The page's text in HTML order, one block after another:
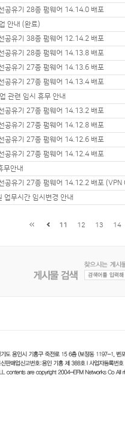
공유기 28종 펌웨어 14.14.0 배포
안내 (완료)
공유기 38종 펌웨어 12.14.2 배포
공유기 28종 펌웨어 14.13.8 배포
공유기 27종 펌웨어 14.13.6 배포
공유기 27종 펌웨어 14.13.4 배포
관련 임시 휴무 안내
공유기 27종 펌웨어 14.13.2 배포
공유기 27종 펌웨어 14.12.8 배포
공유기 27종 펌웨어 14.12.6 배포
공유기 27종 펌웨어 14.12.4 배포
무안내
공유기 27종 펌웨어 14.12.2 배포
업무시간 임시변경 안내
11 12 13 14